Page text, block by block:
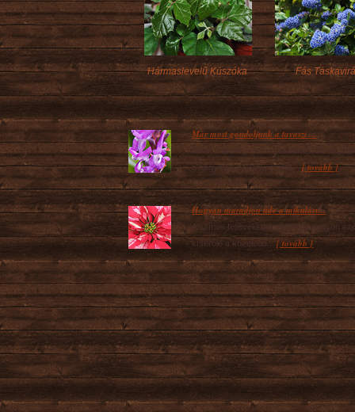
Hármaslevelű Kúszóka Fás
Már most gondoljunk a tavaszi ...
Mivel a tavasz első hírnökei között
a hagymás növény, szinte...[ tovább ]
Hogyan maradjon üde a mikulásv...
A színes fellevelű mikulásvirág nagyon
kísérője a közeledő...[ tovább ]